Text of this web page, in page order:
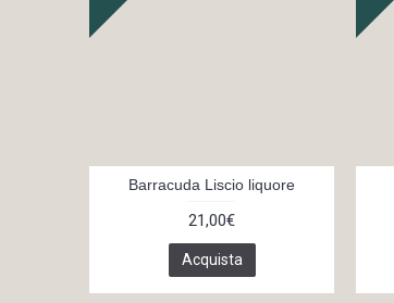
Barracuda Liscio liquore
21,00€
Acquista